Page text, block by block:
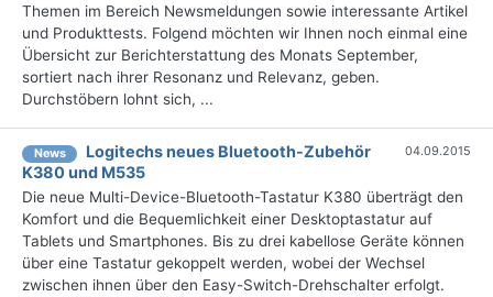
Themen im Bereich Newsmeldungen sowie interessante Artikel
und Produkttests. Folgend möchten wir Ihnen noch einmal eine
Übersicht zur Berichterstattung des Monats September,
sortiert nach ihrer Resonanz und Relevanz, geben.
Durchstöbern lohnt sich, ...
News
Logitechs neues Bluetooth-Zubehör
K380 und M535
04.09.2015
Die neue Multi-Device-Bluetooth-Tastatur K380 überträgt den
Komfort und die Bequemlichkeit einer Desktoptastatur auf
Tablets und Smartphones. Bis zu drei kabellose Geräte können
über eine Tastatur gekoppelt werden, wobei der Wechsel
zwischen ihnen über den Easy-Switch-Drehschalter erfolgt.